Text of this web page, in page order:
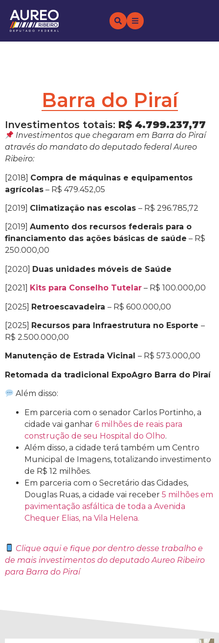
Barra do Piraí
Investimentos totais: R$ 4.799.237,77
Investimentos que chegaram em Barra do Piraí
através do mandato do deputado federal Aureo
Ribeiro:
[2018] Compra de máquinas e equipamentos
agrícolas – R$ 479.452,05
[2019] Climatização nas escolas – R$ 296.785,72
[2019] Aumento dos recursos federais para o
financiamento das ações básicas de saúde – R$
250.000,00
[2020] Duas unidades móveis de Saúde
[2021] Kits para Conselho Tutelar – R$ 100.000,00
[2025] Retroescavadeira – R$ 600.000,00
[2025] Recursos para Infraestrutura no Esporte –
R$ 2.500.000,00
Manutenção de Estrada Vicinal – R$ 573.000,00
Retomada da tradicional ExpoAgro Barra do Piraí
Além disso:
Em parceria com o senador Carlos Portinho, a
cidade vai ganhar 6 milhões de reais para
construção de seu Hospital do Olho.
Além disso, a cidade terá também um Centro
Municipal de Imagens, totalizando investimento
de R$ 12 milhões.
Em parceria com o Secretário das Cidades,
Douglas Ruas, a cidade vai receber 5 milhões em
pavimentação asfáltica de toda a Avenida
Chequer Elias, na Vila Helena.
Clique aquie fique por dentro desse trabalho e
de mais investimentos do deputado Aureo Ribeiro
para Barra do Piraí